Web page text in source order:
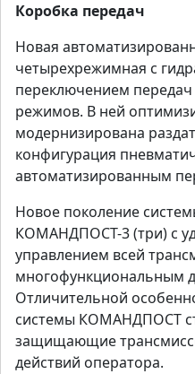
Коробка передач
Новая
четырехрежимная с
переключением
режимов. В ней
модернизирована
конфигурация
автоматизированным
Новое поколение
КОМАНДПОСТ-3 (три) с
управлением всей
многофункциональным
Отличительной
системы КОМАНДПОСТ
защищающие
действий оператора.